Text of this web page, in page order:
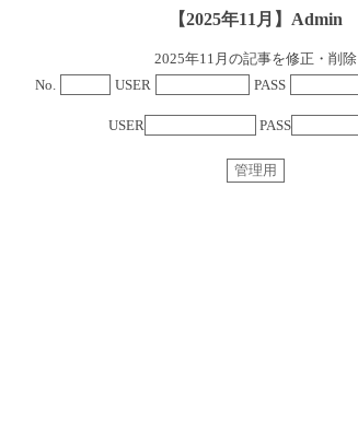
【2025年11月】Admin
2025年11月の記事を修正・削除
No.
USER PASS
USER PASS